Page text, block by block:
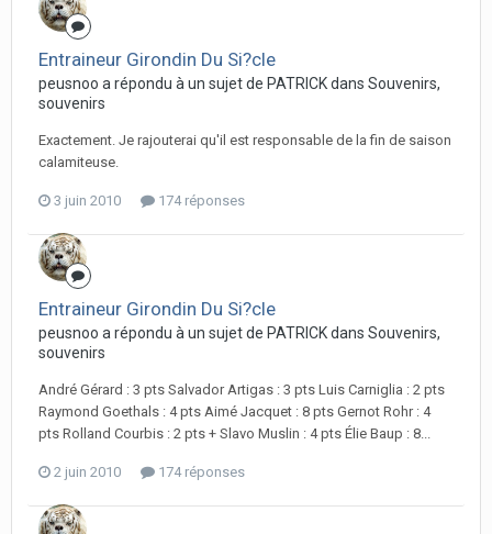
Entraineur Girondin Du Si?cle
peusnoo a répondu à un sujet de PATRICK dans Souvenirs,
souvenirs
Exactement. Je rajouterai qu'il est responsable de la fin de saison
calamiteuse.
3 juin 2010 174 réponses
Entraineur Girondin Du Si?cle
peusnoo a répondu à un sujet de PATRICK dans Souvenirs,
souvenirs
André Gérard : 3 pts Salvador Artigas : 3 pts Luis Carniglia : 2 pts
Raymond Goethals : 4 pts Aimé Jacquet : 8 pts Gernot Rohr : 4
pts Rolland Courbis : 2 pts + Slavo Muslin : 4 pts Élie Baup : 8...
2 juin 2010 174 réponses